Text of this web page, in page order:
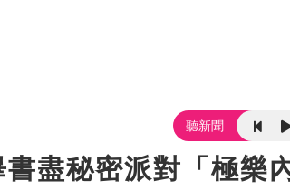
聽新聞
書盡秘密派對「極